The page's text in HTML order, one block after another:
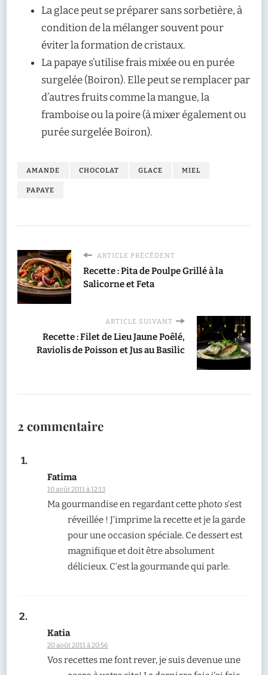
La glace peut se préparer sans sorbetière, à
condition de la mélanger souvent pour
éviter la formation de cristaux.
La papaye s’utilise frais mixée ou en purée
surgelée (Boiron). Elle peut se remplacer par
d’autres fruits comme la mangue, la
framboise ou la poire (à mixer également ou
purée surgelée Boiron).
AMANDE CHOCOLAT GLACE MIEL
PAPAYE
ARTICLE PRÉCÉDENT
Recette : Pita de Poulpe Grillé à la
Salicorne et Feta
ARTICLE SUIVANT
Recette : Filet de Lieu Jaune Poêlé,
Raviolis de Poisson et Jus au Basilic
2 commentaire
Fatima
10 août 2011 à 12:13
Ma gourmandise en regardant cette photo s’est
réveillée ! J’imprime la recette et je la garde
pour une occasion spéciale. Ce dessert est
magnifique et doit être absolument
délicieux. C’est la gourmande qui parle.
Katia
20 août 2011 à 20:56
Vos recettes me font rever, je suis devenue une